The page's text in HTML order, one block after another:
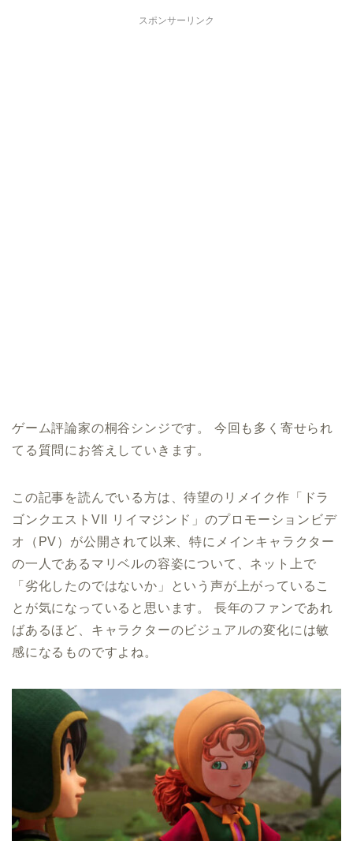
スポンサーリンク
ゲーム評論家の桐谷シンジです。 今回も多く寄せられ
てる質問にお答えしていきます。
この記事を読んでいる方は、待望のリメイク作「ドラ
ゴンクエストVII リイマジンド」のプロモーションビデ
オ（PV）が公開されて以来、特にメインキャラクター
の一人であるマリベルの容姿について、ネット上で
「劣化したのではないか」という声が上がっているこ
とが気になっていると思います。 長年のファンであれ
ばあるほど、キャラクターのビジュアルの変化には敏
感になるものですよね。